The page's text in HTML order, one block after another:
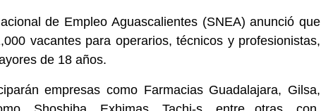
de Empleo Aguascalientes (SNEA) anunció que
vacantes para operarios, técnicos y profesionistas,
de 18 años.
empresas como Farmacias Guadalajara, Gilsa,